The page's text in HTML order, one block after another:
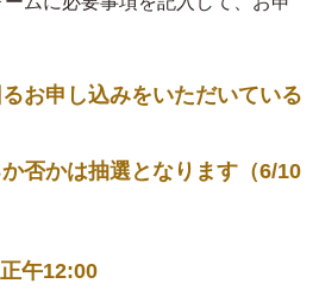
お申し込みをいただいている
否かは抽選となります（6/10
午12:00